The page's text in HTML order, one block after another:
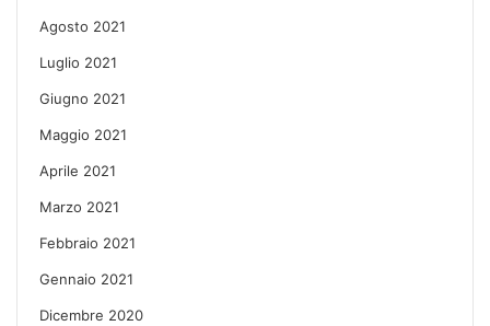
Agosto 2021
Luglio 2021
Giugno 2021
Maggio 2021
Aprile 2021
Marzo 2021
Febbraio 2021
Gennaio 2021
Dicembre 2020